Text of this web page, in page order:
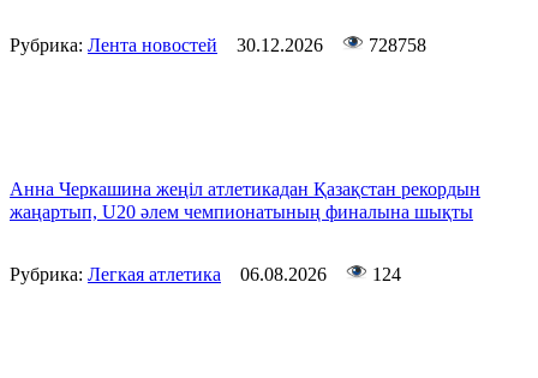
Рубрика: Лента новостей 30.12.2026 728758
Анна Черкашина жеңіл атлетикадан Қазақстан рекордын
жаңартып, U20 әлем чемпионатының финалына шықты
Рубрика: Легкая атлетика 06.08.2026 124